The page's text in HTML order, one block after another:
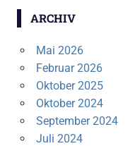
ARCHIV
Mai 2026
Februar 2026
Oktober 2025
Oktober 2024
September 2024
Juli 2024